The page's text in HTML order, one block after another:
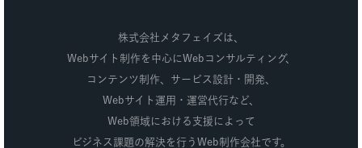
株式会社メタフェイズは、
Webサイト制作を中心にWebコンサルティング、
コンテンツ制作、 サービス設計・開発、
Webサイト運用・運営代行など、
Web領域における支援によって
ビジネス課題の解決を行うWeb制作会社です。